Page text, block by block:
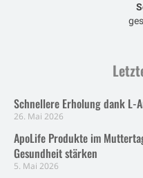
Schnellere Erholung dank L-
26. Mai 2026
ApoLife Produkte im
Gesundheit stärken
5. Mai 2026